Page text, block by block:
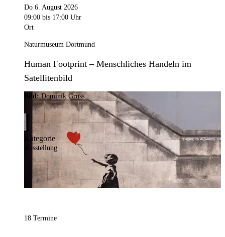
Do 6. August 2026
09:00 bis 17:00 Uhr
Ort
Naturmuseum Dortmund
Human Footprint – Menschliches Handeln im
Satellitenbild
Bild:Dominik Gruss
Kategorie
Ausstellung
18 Termine